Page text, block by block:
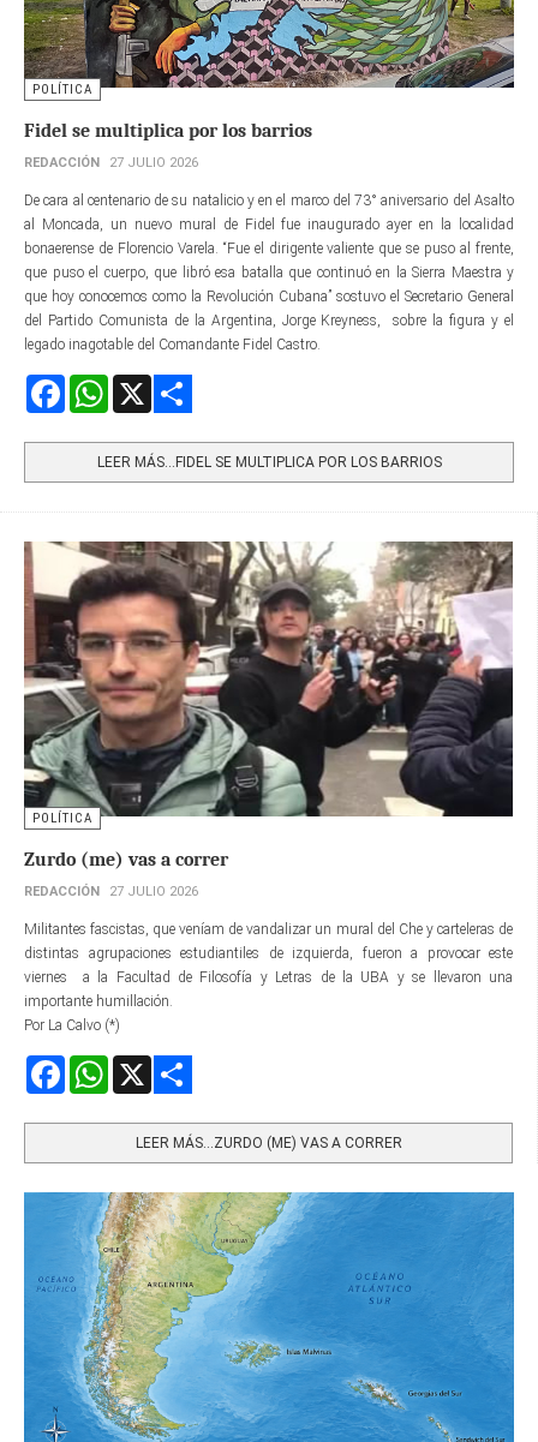
POLÍTICA
Fidel se multiplica por los barrios
REDACCIÓN 27 JULIO 2026
De cara al centenario de su natalicio y en el marco del 73° aniversario del Asalto
al Moncada, un nuevo mural de Fidel fue inaugurado ayer en la localidad
bonaerense de Florencio Varela. “Fue el dirigente valiente que se puso al frente,
que puso el cuerpo, que libró esa batalla que continuó en la Sierra Maestra y
que hoy conocemos como la Revolución Cubana” sostuvo el Secretario General
del Partido Comunista de la Argentina, Jorge Kreyness, sobre la figura y el
legado inagotable del Comandante Fidel Castro.
FacebookWhatsApp
LEER MÁS…FIDEL SE MULTIPLICA POR LOS BARRIOS
POLÍTICA
Zurdo (me) vas a correr
REDACCIÓN 27 JULIO 2026
Militantes fascistas, que veníam de vandalizar un mural del Che y carteleras de
distintas agrupaciones estudiantiles de izquierda, fueron a provocar este
viernes a la Facultad de Filosofía y Letras de la UBA y se llevaron una
importante humillación.
Por La Calvo (*)
FacebookWhatsApp
LEER MÁS…ZURDO (ME) VAS A CORRER